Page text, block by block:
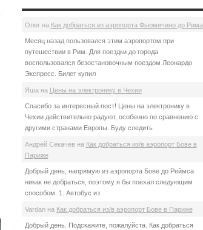
Олегна Как добраться из аэропорта Фьюмичино до Рима
Месяц назад пользовался этим аэропортом при
путешествии в Рим. Для поездки до города
воспользовался безостановочным поездом Леонардо
Экспресс. Билет купил
Яша на Цены на электронику в Чехии
Спасибо за интересный пост! Цены на электронику в
Чехии действительно радуют, особенно по сравнению с
другими странами Европы. Буду следить
Андрей Секачев на Как добраться из/в аэропорт Бове в
Париже
Добрый день, напрямую из аэропорта Бове до Реймса
никак не добраться, поэтому я бы поехал следующим
способом. 1. Автобус из
Vardanна Как добраться из/в аэропорт Бове в Париже
Добрый день. Подскажите, пожалуйста. Как добраться